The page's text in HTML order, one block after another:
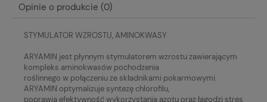
Opinie o produkcie (0)
STYMULATOR WZROSTU, AMINOKWASY
ARYAMIN jest płynnym stymulatorem wzrostu zawierającym
kompleks aminokwasów pochodzenia
roślinnego w połączeniu ze składnikami pokarmowymi.
ARYAMIN optymalizuje syntezę chlorofilu,
poprawia efektywność wykorzystania azotu oraz łagodzi stres